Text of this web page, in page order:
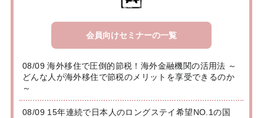
会員向けセミナーの一覧
08/09 海外移住で圧倒的節税！海外金融機関の活用法 ～
どんな人が海外移住で節税のメリットを享受できるのか
～
08/09 15年連続で日本人のロングステイ希望NO.1の国